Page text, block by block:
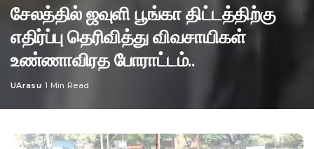
சேலத்தில் ஜவுளி பூங்கா திட்டத்திற்கு
எதிர்ப்பு தெரிவித்து விவசாயிகள்
உண்ணாவிரத போராட்டம்..
Posted
UArasu 1 Min Read